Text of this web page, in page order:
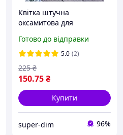
Квітка штучна
оксамитова для
cm
Готово до відправки
5.0 (2)
150.75₴
225 ₴
Купити
super-dim 96%